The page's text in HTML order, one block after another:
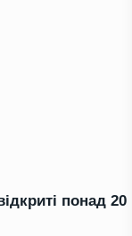
понад 20